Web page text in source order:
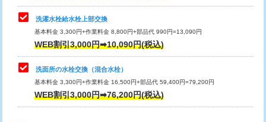
排水管工事（追加 排水管工事/3ｍ超
え）
マス交換（土の掘削・埋め戻し作業）
マス交換（深さ50㎝未満）
マス交換（深さ50㎝以上）
交換・取付（タンク）
交換・取付(単水栓（壁付・デッキ
式）)
交換・取付(混合水栓（壁付・デッキ
式・ワンホール）)
16,500円+材料費
洗濯水栓給水栓上部交換
基本料金 3,300円+作業料金 8,800円+部品代 990円=13,090円
WEB割引3,000円➡10,090円(税込)
洗面所の水栓交換（混合水栓）
基本料金 3,300円+作業料金 16,500円+部品代 59,400円=79,200円
WEB割引3,000円➡76,200円(税込)